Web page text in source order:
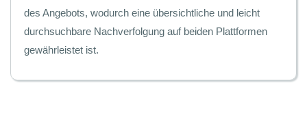
des Angebots, wodurch eine übersichtliche und leicht
durchsuchbare Nachverfolgung auf beiden Plattformen
gewährleistet ist.